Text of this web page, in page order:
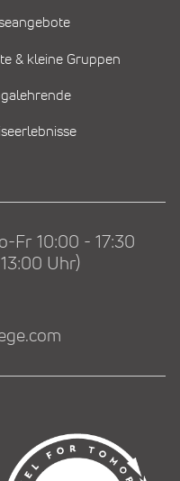
& kleine Gruppen
Fr 10:00 - 17:30
Uhr)